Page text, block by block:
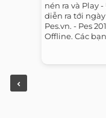
nén ra và Play
diễn ra tới
Pes.vn. - Pes
Offline. Các